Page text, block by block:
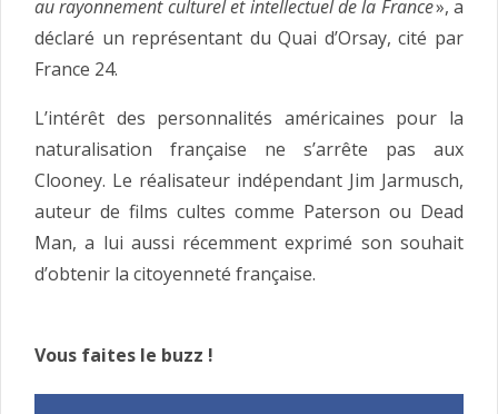
au rayonnement culturel et intellectuel de la France», a
déclaré un représentant du Quai d’Orsay, cité par
France 24.
L’intérêt des personnalités américaines pour la
naturalisation française ne s’arrête pas aux
Clooney. Le réalisateur indépendant Jim Jarmusch,
auteur de films cultes comme Paterson ou Dead
Man, a lui aussi récemment exprimé son souhait
d’obtenir la citoyenneté française.
Vous faites le buzz !